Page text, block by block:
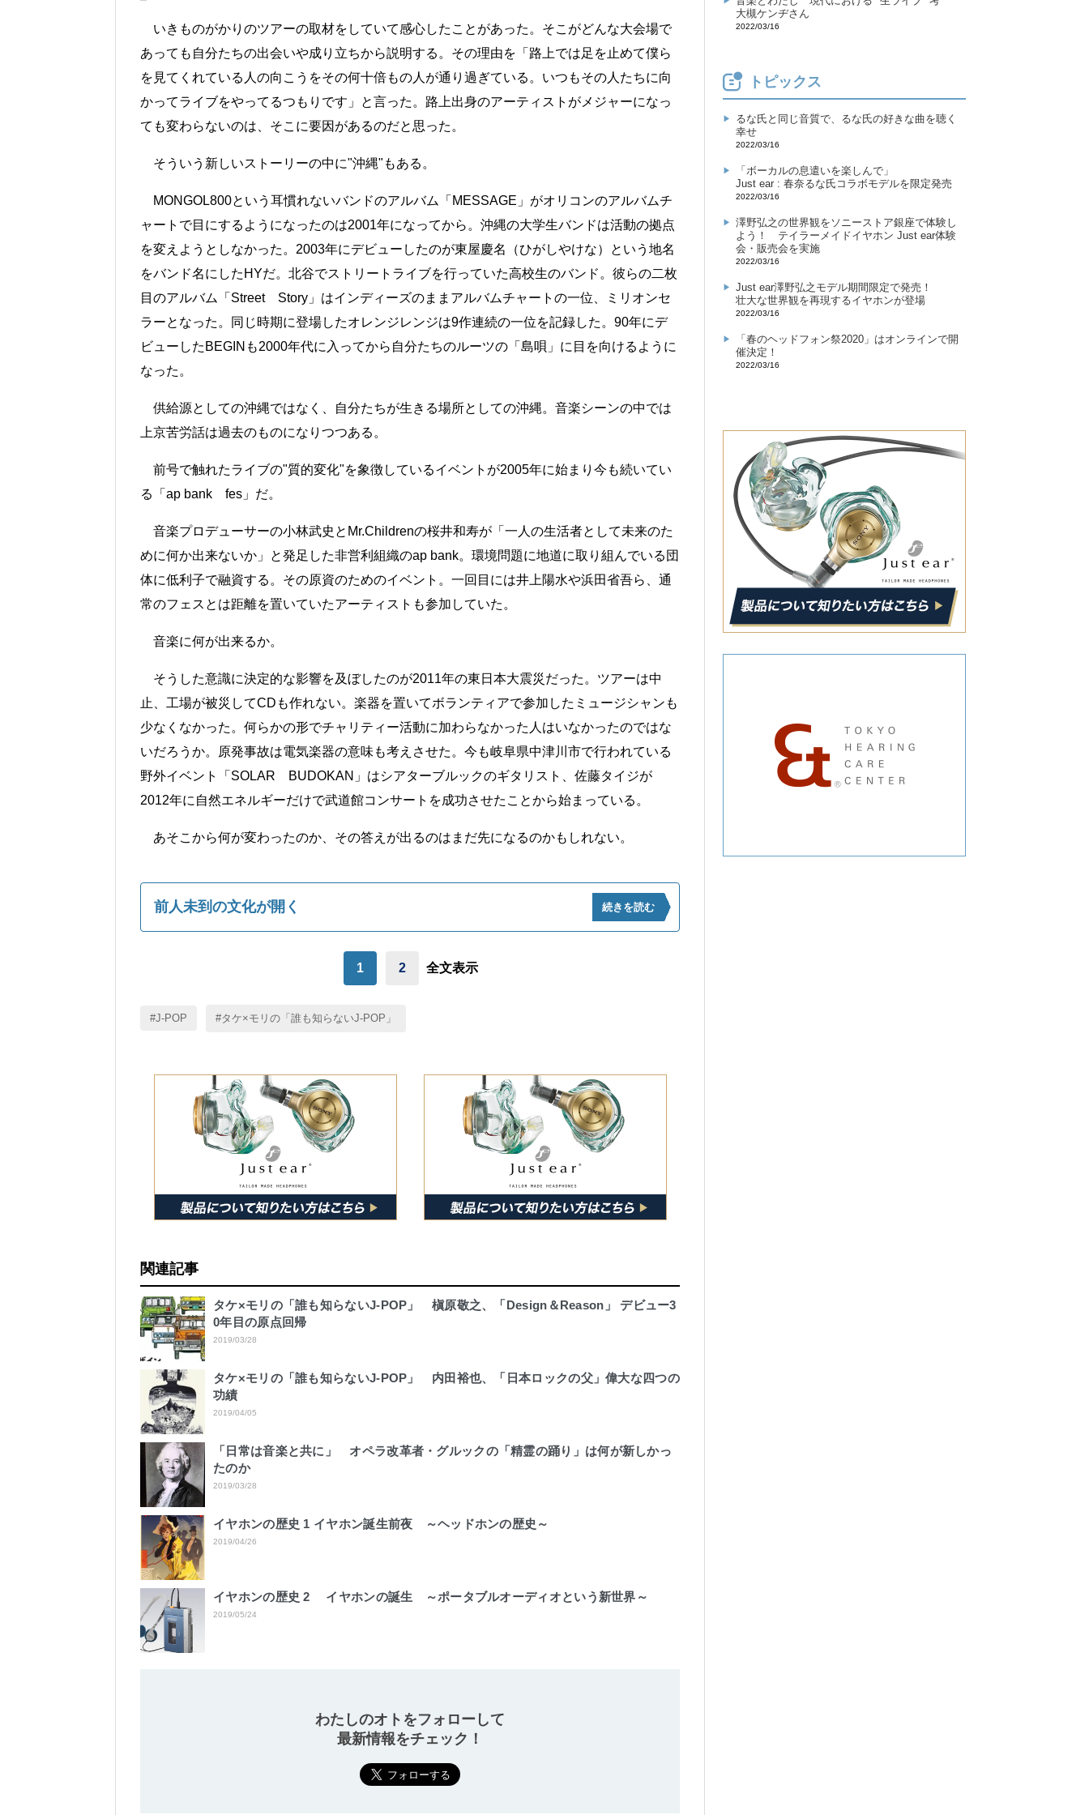
いきものがかりのツアーの取材をしていて感心したことがあった。そこがどんな大会場で
あっても自分たちの出会いや成り立ちから説明する。その理由を「路上では足を止めて僕ら
を見てくれている人の向こうをその何十倍もの人が通り過ぎている。いつもその人たちに向
かってライブをやってるつもりです」と言った。路上出身のアーティストがメジャーになっ
ても変わらないのは、そこに要因があるのだと思った。
そういう新しいストーリーの中に"沖縄"もある。
MONGOL800という耳慣れないバンドのアルバム「MESSAGE」がオリコンのアルバムチ
ャートで目にするようになったのは2001年になってから。沖縄の大学生バンドは活動の拠点
を変えようとしなかった。2003年にデビューしたのが東屋慶名（ひがしやけな）という地名
をバンド名にしたHYだ。北谷でストリートライブを行っていた高校生のバンド。彼らの二枚
目のアルバム「Street Story」はインディーズのままアルバムチャートの一位、ミリオンセ
ラーとなった。同じ時期に登場したオレンジレンジは9作連続の一位を記録した。90年にデ
ビューしたBEGINも2000年代に入ってから自分たちのルーツの「島唄」に目を向けるように
なった。
供給源としての沖縄ではなく、自分たちが生きる場所としての沖縄。音楽シーンの中では
上京苦労話は過去のものになりつつある。
前号で触れたライブの"質的変化"を象徴しているイベントが2005年に始まり今も続いてい
る「ap bank fes」だ。
音楽プロデューサーの小林武史とMr.Childrenの桜井和寿が「一人の生活者として未来のた
めに何か出来ないか」と発足した非営利組織のap bank。環境問題に地道に取り組んでいる団
体に低利子で融資する。その原資のためのイベント。一回目には井上陽水や浜田省吾ら、通
常のフェスとは距離を置いていたアーティストも参加していた。
音楽に何が出来るか。
そうした意識に決定的な影響を及ぼしたのが2011年の東日本大震災だった。ツアーは中
止、工場が被災してCDも作れない。楽器を置いてボランティアで参加したミュージシャンも
少なくなかった。何らかの形でチャリティー活動に加わらなかった人はいなかったのではな
いだろうか。原発事故は電気楽器の意味も考えさせた。今も岐阜県中津川市で行われている
野外イベント「SOLAR BUDOKAN」はシアターブルックのギタリスト、佐藤タイジが
2012年に自然エネルギーだけで武道館コンサートを成功させたことから始まっている。
あそこから何が変わったのか、その答えが出るのはまだ先になるのかもしれない。
前人未到の文化が開く 続きを読む
1 2 全文表示
J-POP タケ×モリの「誰も知らないJ-POP」
関連記事
タケ×モリの「誰も知らないJ-POP」 槇原敬之、「Design＆Reason」 デビュー3
0年目の原点回帰
2019/03/28
タケ×モリの「誰も知らないJ-POP」 内田裕也、「日本ロックの父」偉大な四つの
功績
2019/04/05
「日常は音楽と共に」 オペラ改革者・グルックの「精霊の踊り」は何が新しかっ
たのか
2019/03/28
イヤホンの歴史 1 イヤホン誕生前夜 ～ヘッドホンの歴史～
2019/04/26
イヤホンの歴史 2 イヤホンの誕生 ～ポータブルオーディオという新世界～
2019/05/24
わたしのオトをフォローして
最新情報をチェック！
大槻ケンヂさん
2022/03/16
トピックス
るな氏と同じ音質で、るな氏の好きな曲を聴く
幸せ
2022/03/16
「ボーカルの息遣いを楽しんで」
Just ear : 春奈るな氏コラボモデルを限定発売
2022/03/16
澤野弘之の世界観をソニーストア銀座で体験し
よう！ テイラーメイドイヤホン Just ear体験
会・販売会を実施
2022/03/16
Just ear澤野弘之モデル期間限定で発売！
壮大な世界観を再現するイヤホンが登場
2022/03/16
「春のヘッドフォン祭2020」はオンラインで開
催決定！
2022/03/16